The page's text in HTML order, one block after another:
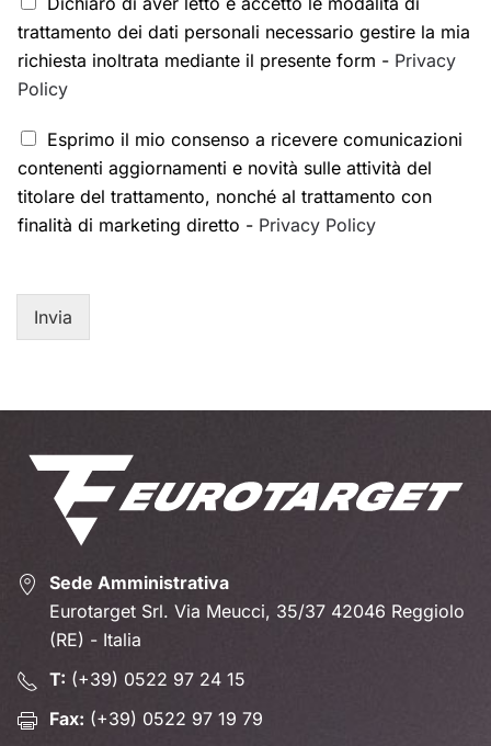
trattamento dei dati personali necessario gestire la mia
richiesta inoltrata mediante il presente form - Privacy
Policy
Esprimo il mio consenso a ricevere comunicazioni
contenenti aggiornamenti e novità sulle attività del
titolare del trattamento, nonché al trattamento con
finalità di marketing diretto - Privacy Policy
Invia
Sede Amministrativa
Eurotarget Srl. Via Meucci, 35/37 42046 Reggiolo
(RE) - Italia
T: (+39) 0522 97 24 15
Fax: (+39) 0522 97 19 79